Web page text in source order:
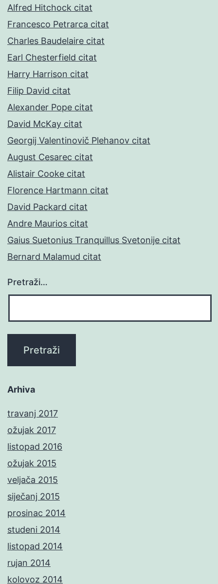
Alfred Hitchock citat
Francesco Petrarca citat
Charles Baudelaire citat
Earl Chesterfield citat
Harry Harrison citat
Filip David citat
Alexander Pope citat
David McKay citat
Georgij Valentinovič Plehanov citat
August Cesarec citat
Alistair Cooke citat
Florence Hartmann citat
David Packard citat
Andre Maurios citat
Gaius Suetonius Tranquillus Svetonije citat
Bernard Malamud citat
Pretraži…
Arhiva
travanj 2017
ožujak 2017
listopad 2016
ožujak 2015
veljača 2015
siječanj 2015
prosinac 2014
studeni 2014
listopad 2014
rujan 2014
kolovoz 2014